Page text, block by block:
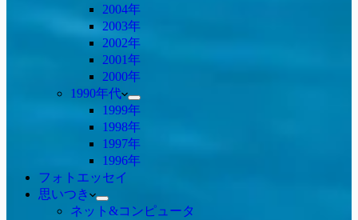
2004年
2003年
2002年
2001年
2000年
1990年代
1999年
1998年
1997年
1996年
フォトエッセイ
思いつき
ネット&コンピュータ